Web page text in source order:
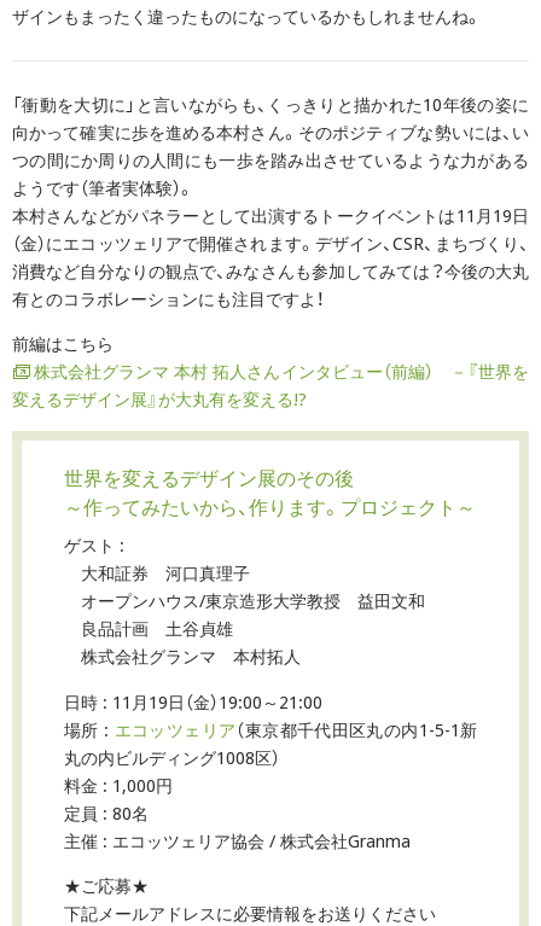
ザインもまったく違ったものになっているかもしれませんね。
「衝動を大切に」と言いながらも、くっきりと描かれた10年後の姿に
向かって確実に歩を進める本村さん。そのポジティブな勢いには、い
つの間にか周りの人間にも一歩を踏み出させているような力がある
ようです（筆者実体験）。
本村さんなどがパネラーとして出演するトークイベントは11月19日
（金）にエコッツェリアで開催されます。デザイン、CSR、まちづくり、
消費など自分なりの観点で、みなさんも参加してみては？今後の大丸
有とのコラボレーションにも注目ですよ！
前編はこちら
株式会社グランマ 本村 拓人さんインタビュー（前編） －『世界を
変えるデザイン展』が大丸有を変える!?
世界を変えるデザイン展のその後
～作ってみたいから、作ります。プロジェクト～
ゲスト :
大和証券 河口真理子
オープンハウス/東京造形大学教授 益田文和
良品計画 土谷貞雄
株式会社グランマ 本村拓人
日時 : 11月19日（金）19:00～21:00
場所 : エコッツェリア （東京都千代田区丸の内1-5-1新
丸の内ビルディング1008区）
料金 : 1,000円
定員 : 80名
主催 : エコッツェリア協会 / 株式会社Granma
★ご応募★
下記メールアドレスに必要情報をお送りください